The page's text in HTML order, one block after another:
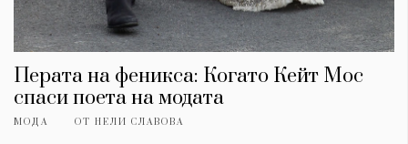
Перата на феникса: Когато Кейт Мос
спаси поета на модата
МОДА ОТ НЕЛИ СЛАВОВА